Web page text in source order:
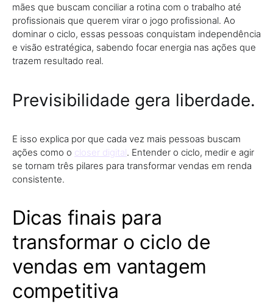
mães que buscam conciliar a rotina com o trabalho até
profissionais que querem virar o jogo profissional. Ao
dominar o ciclo, essas pessoas conquistam independência
e visão estratégica, sabendo focar energia nas ações que
trazem resultado real.
Previsibilidade gera liberdade.
E isso explica por que cada vez mais pessoas buscam
ações como o closer digital. Entender o ciclo, medir e agir
se tornam três pilares para transformar vendas em renda
consistente.
Dicas finais para
transformar o ciclo de
vendas em vantagem
competitiva